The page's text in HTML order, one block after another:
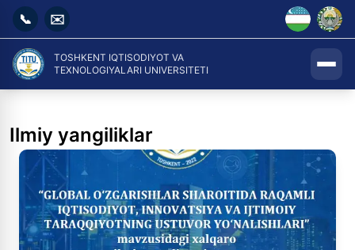
📞 ✉️
TOSHKENT IQTISODIYOT VA
TEXNOLOGIYALARI UNIVERSITETI
Ilmiy yangiliklar